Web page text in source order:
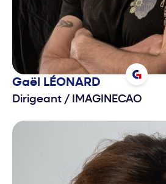
Gaël LÉONARD
Dirigeant / IMAGINECAO